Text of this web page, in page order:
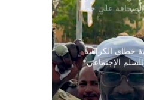
والصحافة على خط
خطاي الكراهية
الإجتماعي*